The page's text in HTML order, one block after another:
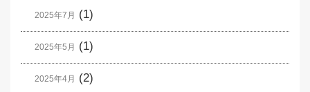
2025年7月 (1)
2025年5月 (1)
2025年4月 (2)